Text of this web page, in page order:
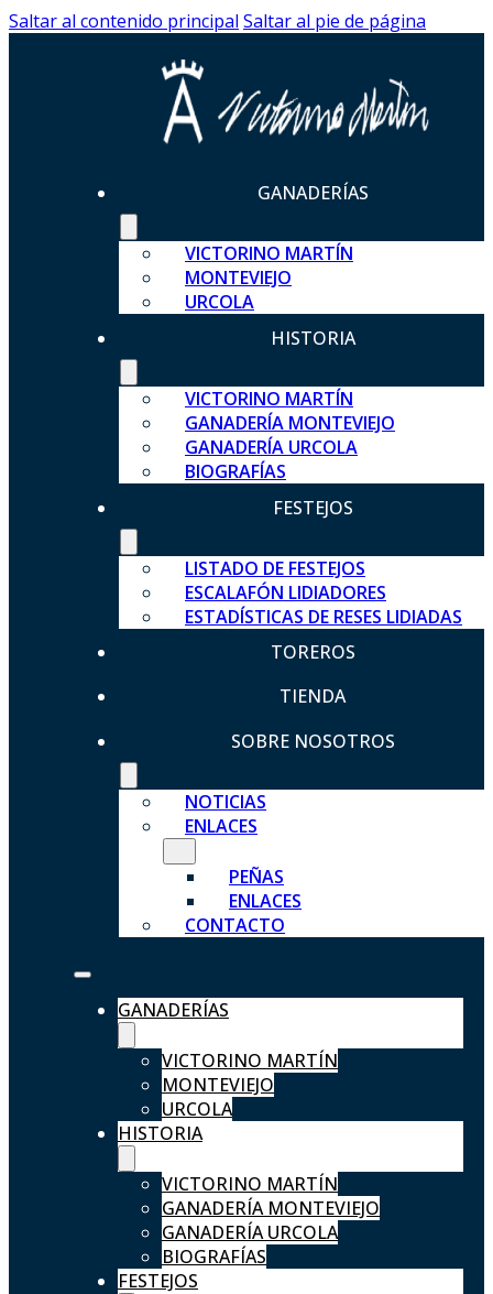
Saltar al contenido principal Saltar al pie de página
GANADERÍAS
VICTORINO MARTÍN
MONTEVIEJO
URCOLA
HISTORIA
VICTORINO MARTÍN
GANADERÍA MONTEVIEJO
GANADERÍA URCOLA
BIOGRAFÍAS
FESTEJOS
LISTADO DE FESTEJOS
ESCALAFÓN LIDIADORES
ESTADÍSTICAS DE RESES LIDIADAS
TOREROS
TIENDA
SOBRE NOSOTROS
NOTICIAS
ENLACES
PEÑAS
ENLACES
CONTACTO
GANADERÍAS
VICTORINO MARTÍN
MONTEVIEJO
URCOLA
HISTORIA
VICTORINO MARTÍN
GANADERÍA MONTEVIEJO
GANADERÍA URCOLA
BIOGRAFÍAS
FESTEJOS